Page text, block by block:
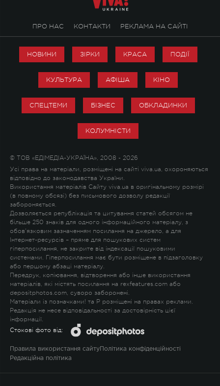
ПРО НАС КОНТАКТИ РЕКЛАМА НА САЙТІ
НОВИНИ ЗІРКИ КРАСА ПОДІЇ
КУЛЬТУРА АФІША КІНО
СПЕЦТЕМИ БІЗНЕС ОБКЛАДИНКИ
КОЛУМНІСТИ
© ТОВ «ЕДІМЕДІА-УКРАЇНА», 2008 - 2026
Усі права на матеріали, розміщені на сайті viva.ua, охороняються
відповідно до законодавства України.
Використання матеріалів Сайту viva.ua в оригінальному розмірі
(в повному обсязі) без письмового дозволу редакції
забороняється.
Дозволяється републікація та цитування статей обсягом не
більше 250 знаків для одного інформаційного матеріалу, з
обов'язковим зазначенням посилання на джерело, а для
Інтернет-ресурсів – пряме для пошукових систем
гіперпосилання, не закрите від індексації пошуковими
системами. Гіперпосилання має бути розміщене в підзаголовку
або першому абзаці матеріалу.
Передрук, копіювання, відтворення або інше використання
матеріалів, які містять посилання на rexfeatures.com або
depositphotos.com, суворо заборонені.
Матеріали із позначками! та P розміщені на правах реклами.
Редакція не несе відповідальності за достовірність цієї
інформації.
Стокові фото від:
Правила використання сайту Політика конфіденційності
Редакційна політика